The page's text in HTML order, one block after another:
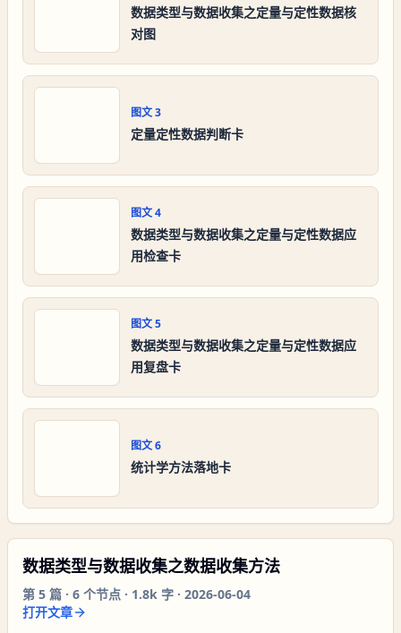
数据类型与数据收集之定量与定性数据核
对图
图文3
定量定性数据判断卡
图文4
数据类型与数据收集之定量与定性数据应
用检查卡
图文5
数据类型与数据收集之定量与定性数据应
用复盘卡
图文6
统计学方法落地卡
数据类型与数据收集之数据收集方法
第 5 篇 · 6 个节点 · 1.8k 字 · 2026-06-04
打开文章